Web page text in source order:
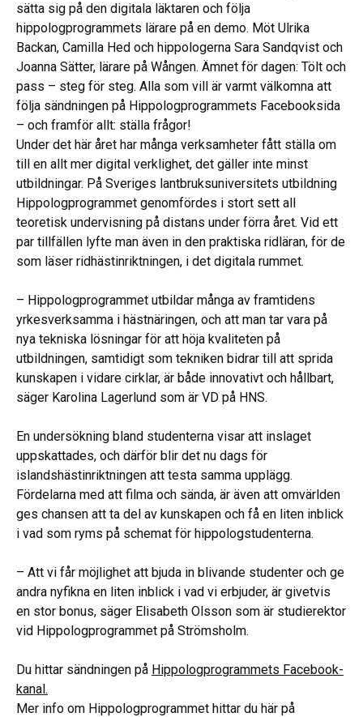
sätta sig på den digitala läktaren och följa
hippologprogrammets lärare på en demo. Möt Ulrika
Backan, Camilla Hed och hippologerna Sara Sandqvist och
Joanna Sätter, lärare på Wången. Ämnet för dagen: Tölt och
pass – steg för steg. Alla som vill är varmt välkomna att
följa sändningen på Hippologprogrammets Facebooksida
– och framför allt: ställa frågor!
Under det här året har många verksamheter fått ställa om
till en allt mer digital verklighet, det gäller inte minst
utbildningar. På Sveriges lantbruksuniversitets utbildning
Hippologprogrammet genomfördes i stort sett all
teoretisk undervisning på distans under förra året. Vid ett
par tillfällen lyfte man även in den praktiska ridläran, för de
som läser ridhästinriktningen, i det digitala rummet.
– Hippologprogrammet utbildar många av framtidens
yrkesverksamma i hästnäringen, och att man tar vara på
nya tekniska lösningar för att höja kvaliteten på
utbildningen, samtidigt som tekniken bidrar till att sprida
kunskapen i vidare cirklar, är både innovativt och hållbart,
säger Karolina Lagerlund som är VD på HNS.
En undersökning bland studenterna visar att inslaget
uppskattades, och därför blir det nu dags för
islandshästinriktningen att testa samma upplägg.
Fördelarna med att filma och sända, är även att omvärlden
ges chansen att ta del av kunskapen och få en liten inblick
i vad som ryms på schemat för hippologstudenterna.
– Att vi får möjlighet att bjuda in blivande studenter och ge
andra nyfikna en liten inblick i vad vi erbjuder, är givetvis
en stor bonus, säger Elisabeth Olsson som är studierektor
vid Hippologprogrammet på Strömsholm.
Du hittar sändningen på Hippologprogrammets Facebook-
kanal.
Mer info om Hippologprogrammet hittar du här på